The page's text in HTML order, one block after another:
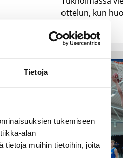
Tietoja
tukemiseen
alan
tietoja muihin tietoihin, joita
ottelun, kun